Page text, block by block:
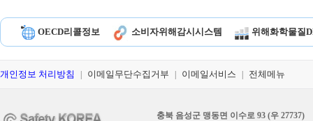
OECD리콜정보 소비자위해감시시스템 위해화학물질
개인정보 처리방침 이메일무단수집거부 이메일서비스 전체메뉴
충북 음성군 맹동면 이수로 93 (우 27737)